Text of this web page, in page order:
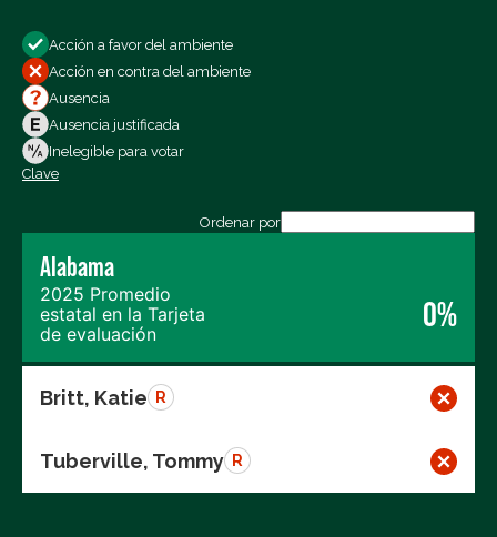
Todos los votos
Votos a favor
Votos en contra
Ausencias
Exportar los datos (CSV)
Acción a favor del ambiente
Acción en contra del ambiente
Ausencia
Ausencia justificada
Inelegible para votar
Clave
Ordenar por
Alabama
2025 Promedio
estatal en la Tarjeta
de evaluación
0%
Britt, Katie R
Tuberville, Tommy R